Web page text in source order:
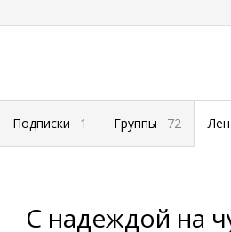
Подписки 1 Группы 72
С надеждой на